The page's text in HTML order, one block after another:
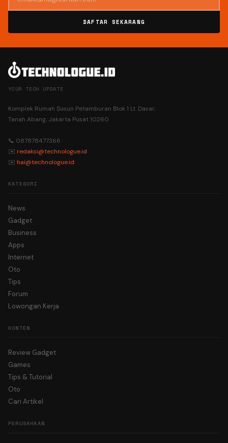
DAFTAR SEKARANG
YOUR TECH UPDATE
Komplek Rumah Susun Petamburan Blok 1 Lt. Dasar,
Tanah Abang, Jakarta Pusat 10260
📞 087878477366
✉️ redaksi@technologue.id
✉️ hai@technologue.id
KATEGORI
News
Gadget
Business
Apps
Internet
Oto
Tips
Forum
Lowongan Kerja
KONTEN
Review Gadget
Games
Tips & Tutorial
Oto
Cari Artikel
PERUSAHAAN